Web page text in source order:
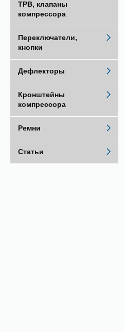
ТРВ, клапаны
компрессора
Переключатели,
кнопки
Дефлекторы
Кронштейны
компрессора
Ремни
Статьи